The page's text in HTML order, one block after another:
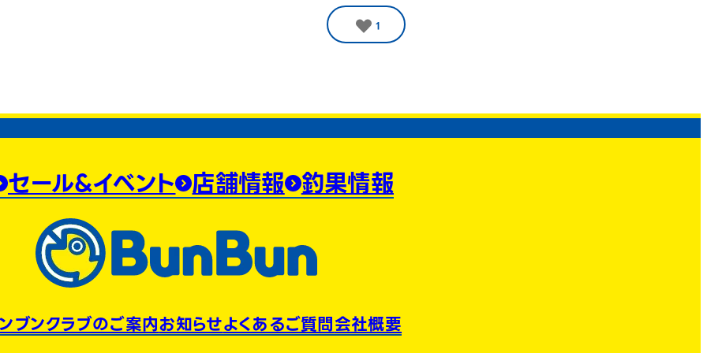
1
セール&イベント 店舗情報 釣果情報
ブンクラブのご案内お知らせよくあるご質問会社概要